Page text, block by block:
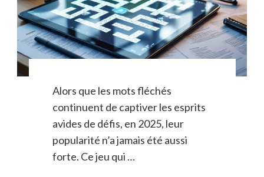
Alors que les mots fléchés
continuent de captiver les esprits
avides de défis, en 2025, leur
popularité n’a jamais été aussi
forte. Ce jeu qui …